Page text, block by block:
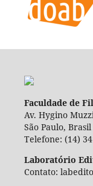
Faculdade de
Av. Hygino
São Paulo, Brasil
Telefone: (14)
Laboratório
Contato: